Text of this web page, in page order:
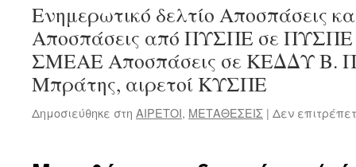
Ενημερωτικό δελτίο Αποσπάσεις
Αποσπάσεις από ΠΥΣΠΕ σε ΠΥΣΠΕ
ΣΜΕΑΕ Αποσπάσεις σε ΚΕΔΔΥ Β.
Μπράτης, αιρετοί ΚΥΣΠΕ
Δημοσιεύθηκε στη ΑΙΡΕΤΟΙ, ΜΕΤΑΘΕΣΕΙΣ | Δεν